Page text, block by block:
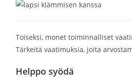
Toiseksi, monet toiminnalliset
Tärkeitä vaatimuksia, joita
Helppo syödä